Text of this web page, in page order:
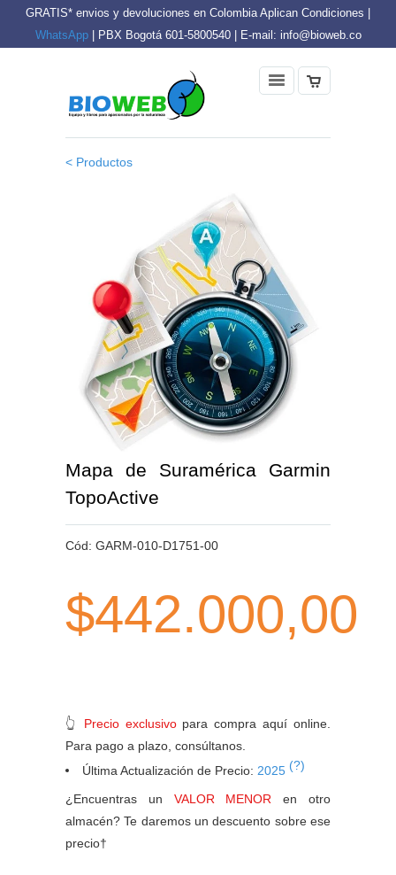
GRATIS* envios y devoluciones en Colombia Aplican Condiciones |
WhatsApp| PBX Bogotá 601-5800540 | E-mail: info@bioweb.co
< Productos
Mapa de Suramérica Garmin
TopoActive
Cód: GARM-010-D1751-00
$442.000,00
👆 Precio exclusivopara compra aquí online.
Para pago a plazo, consúltanos.
Última Actualización de Precio: 2025 (?)
¿Encuentras un VALOR MENORen otro
almacén? Te daremos un descuento sobre ese
precio†